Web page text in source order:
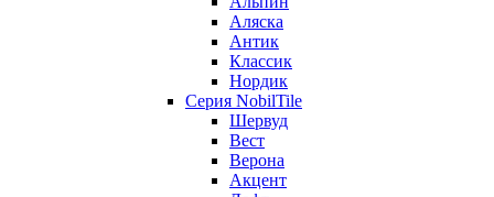
Аляска
Антик
Классик
Нордик
Серия NobilTile
Шервуд
Вест
Верона
Акцент